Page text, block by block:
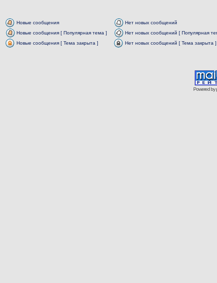
Новые сообщения
Нет новых сообщений
Новые сообщения [ Популярная тема ]
Нет новых сообщений [ Популярная
Новые сообщения [ Тема закрыта ]
Нет новых сообщений [ Тема закрыта ]
Powered by